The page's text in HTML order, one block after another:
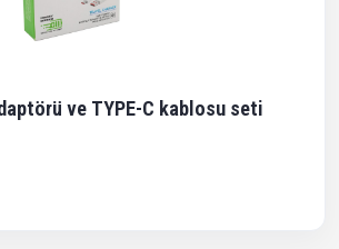
ve TYPE-C kablosu seti